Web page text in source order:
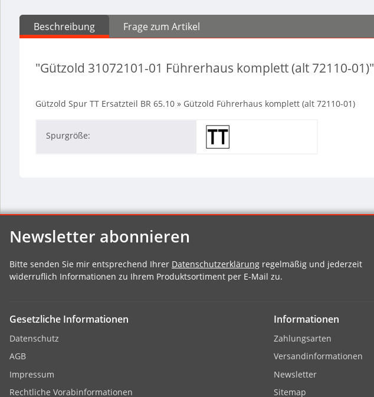
Beschreibung Frage zum Artikel
"Gützold 31072101-01 Führerhaus komplett (alt 72110-01)"
Gützold Spur TT Ersatzteil BR 65.10 » Gützold Führerhaus komplett (alt 72110-01)
Spurgröße:
Newsletter abonnieren
Bitte senden Sie mir entsprechend Ihrer Datenschutzerklärung regelmäßig und jederzeit
widerruflich Informationen zu Ihrem Produktsortiment per E-Mail zu.
Gesetzliche Informationen
Datenschutz
AGB
Impressum
Rechtliche Vorabinformationen
Informationen
Zahlungsarten
Versandinformationen
Newsletter
Sitemap